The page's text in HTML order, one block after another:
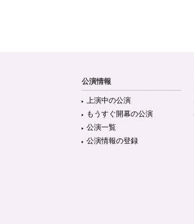
公演情報
上演中の公演
もうすぐ開幕の公演
公演一覧
公演情報の登録